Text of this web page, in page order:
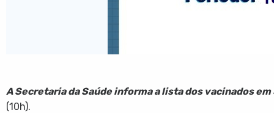
A Secretaria da Saúde informa a lista dos vacinados
(10h).